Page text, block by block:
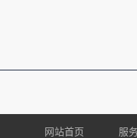
网站首页 服